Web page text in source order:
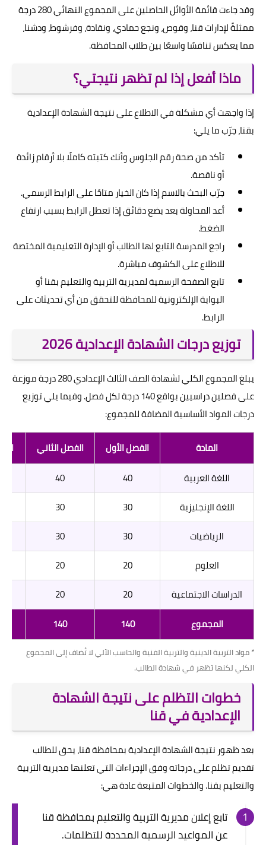
وقد جاءت قائمة الأوائل الحاصلين على المجموع النهائي 280 درجة
ممثلةً لإدارات قنا، وقوص، ونجع حمادي، ونقادة، وفرشوط، ودشنا،
مما يعكس تنافسًا واسعًا بين طلاب المحافظة.
ماذا أفعل إذا لم تظهر نتيجتي؟
إذا واجهت أي مشكلة في الاطلاع على نتيجة الشهادة الإعدادية
بقنا، جرّب ما يلي:
تأكد من صحة رقم الجلوس وأنك كتبته كاملًا بلا أرقام زائدة
أو ناقصة.
جرّب البحث بالاسم إذا كان الخيار متاحًا على الرابط الرسمي.
أعد المحاولة بعد بضع دقائق إذا تعطل الرابط بسبب ارتفاع
الضغط.
راجع المدرسة التابع لها الطالب أو الإدارة التعليمية المختصة
للاطلاع على الكشوف مباشرة.
تابع الصفحة الرسمية لمديرية التربية والتعليم بقنا أو
البوابة الإلكترونية للمحافظة للتحقق من أي تحديثات على
الرابط.
توزيع درجات الشهادة الإعدادية 2026
يبلغ المجموع الكلي لشهادة الصف الثالث الإعدادي 280 درجة موزعة
على فصلين دراسيين بواقع 140 درجة لكل فصل. وفيما يلي توزيع
درجات المواد الأساسية المضافة للمجموع:
المادة
الفصل الأول الفصل الثاني
اللغة العربية
40
40
اللغة الإنجليزية
30
30
الرياضيات
30
30
العلوم
20
20
الدراسات الاجتماعية
20
20
المجموع
140
140
* مواد التربية الدينية والتربية الفنية والحاسب الآلي لا تُضاف إلى المجموع
الكلي لكنها تظهر في شهادة الطالب.
خطوات التظلم على نتيجة الشهادة
الإعدادية في قنا
بعد ظهور نتيجة الشهادة الإعدادية بمحافظة قنا، يحق للطالب
تقديم تظلم على درجاته وفق الإجراءات التي تعلنها مديرية التربية
والتعليم بقنا. والخطوات المتبعة عادة هي:
تابع إعلان مديرية التربية والتعليم بمحافظة قنا
عن المواعيد الرسمية المحددة للتظلمات.